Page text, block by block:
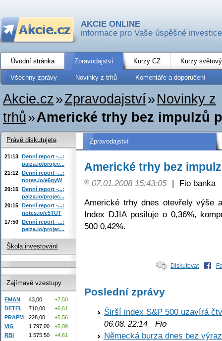
AKCIE ONLINE
informace pro Vaše úspěšné investice
Úvodní stránka Zpravodajství Kurzy CZ Kurzy
Všechny zprávy Novinky z trhů Komentáře a doporučení
Akcie.cz»Zpravodajství» Novinky z
trhů»Americké trhy bez impulzů
Zpravodajství
Americké trhy bez
07.01.2008 15:43:05 |
Fio banka
Americké trhy dnes otevřely výše
Index DJIA posiluje o 0,36%,
500 0,42%.
Diskutovat
Poslední zprávy
Širší index S&P 500 uzavírá
06.08. 22:14 Fio
Německá burza dnes bez
Právě diskutujete
21:13 Denní report -...:
paiza.io/projec...
21:12 Denní report -...:
notes.io/e6qyW
20:15 Denní report -...:
paiza.io/projec...
20:15 Denní report -...:
notes.io/e5TUT
17:50 Denní report -...:
paiza.io/projec...
Škola investování
Zajímavé vzestupy
EMAN 43,00
+7,50
DETEL
710,00
+6,61
PRAPM
228,00
+5,56
VIG
1 797,00
+5,09
RBI
1 575,50 +4,61